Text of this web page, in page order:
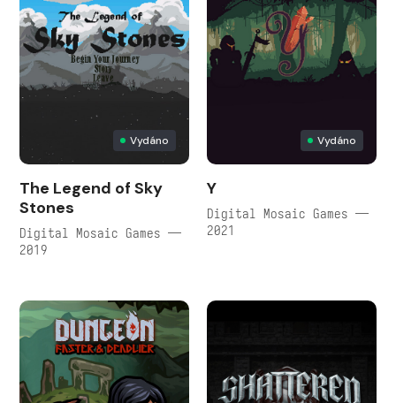
Vydáno
The Legend of Sky
Stones
Digital Mosaic Games —
2019
Vydáno
Y
Digital Mosaic Games —
2021